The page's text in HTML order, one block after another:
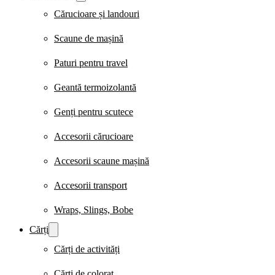
Cărucioare și landouri
Scaune de mașină
Paturi pentru travel
Geantă termoizolantă
Genți pentru scutece
Accesorii cărucioare
Accesorii scaune mașină
Accesorii transport
Wraps, Slings, Bobe
Cărți
Cărți de activități